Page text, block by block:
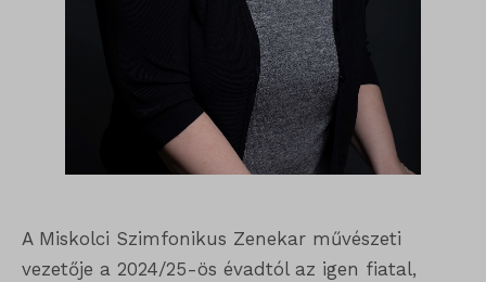
A Miskolci Szimfonikus Zenekar művészeti
vezetője a 2024/25-ös évadtól az igen fiatal,